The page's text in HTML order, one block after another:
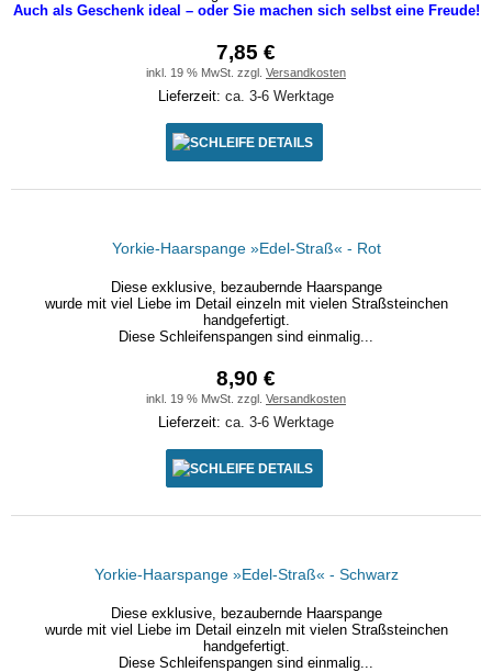
Auch als Geschenk ideal – oder Sie machen sich selbst eine Freude!
7,85 €
inkl. 19 % MwSt. zzgl. Versandkosten
Lieferzeit: ca. 3-6 Werktage
DETAILS
Yorkie-Haarspange »Edel-Straß« - Rot
Diese exklusive, bezaubernde Haarspange
wurde mit viel Liebe im Detail einzeln mit vielen Straßsteinchen
handgefertigt.
Diese Schleifenspangen sind einmalig...
8,90 €
inkl. 19 % MwSt. zzgl. Versandkosten
Lieferzeit: ca. 3-6 Werktage
DETAILS
Yorkie-Haarspange »Edel-Straß« - Schwarz
Diese exklusive, bezaubernde Haarspange
wurde mit viel Liebe im Detail einzeln mit vielen Straßsteinchen
handgefertigt.
Diese Schleifenspangen sind einmalig...